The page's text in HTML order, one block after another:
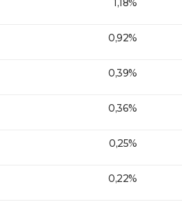
1,18%
0,92%
0,39%
0,36%
0,25%
0,22%